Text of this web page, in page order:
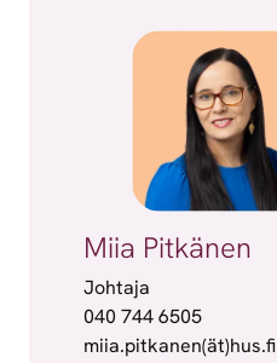
Miia Pitkänen
Johtaja
040 744 6505
miia.pitkanen(ät)hus.fi